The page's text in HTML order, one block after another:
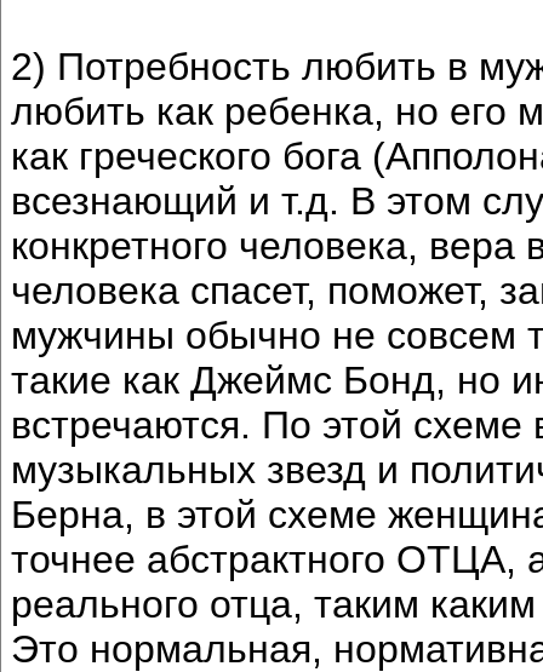
2) Потребность любить в
любить как ребенка, но его
как греческого бога
всезнающий и т.д. В этом
конкретного человека,
человека спасет, поможет,
мужчины обычно не совсем
такие как Джеймс Бонд, но
встречаются. По этой схеме
музыкальных звезд и
Берна, в этой схеме
точнее абстрактного ОТЦА,
реального отца, таким
Это нормальная,